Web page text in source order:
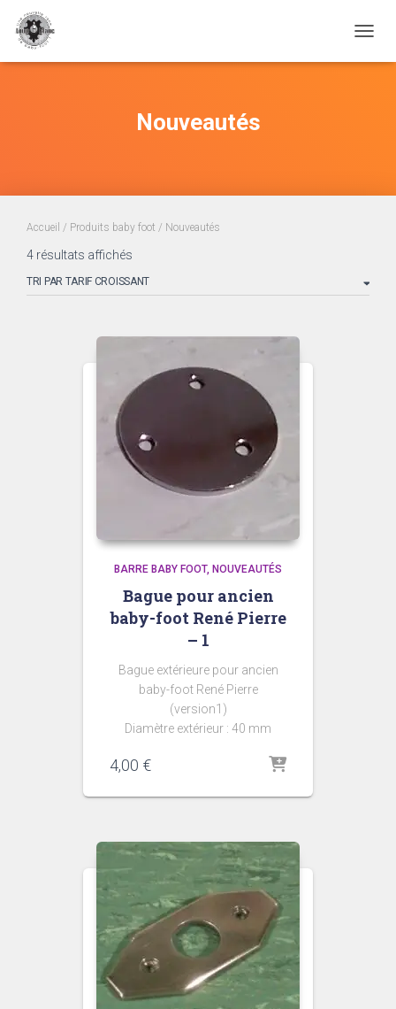
Nouveautés
Accueil / Produits baby foot / Nouveautés
4 résultats affichés
prix
BARRE BABY FOOT NOUVEAUTÉS
Bague pour ancien
baby-foot René Pierre
– 1
Bague extérieure pour ancien
baby-foot René Pierre
(version1)
Diamètre extérieur : 40 mm
4,00 €